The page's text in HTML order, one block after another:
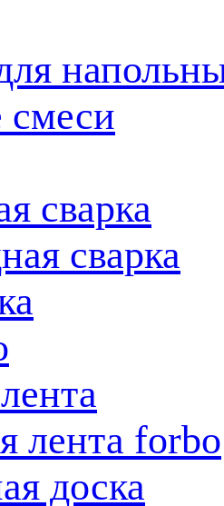
смеси
сварка
сварка
лента forbo
доска